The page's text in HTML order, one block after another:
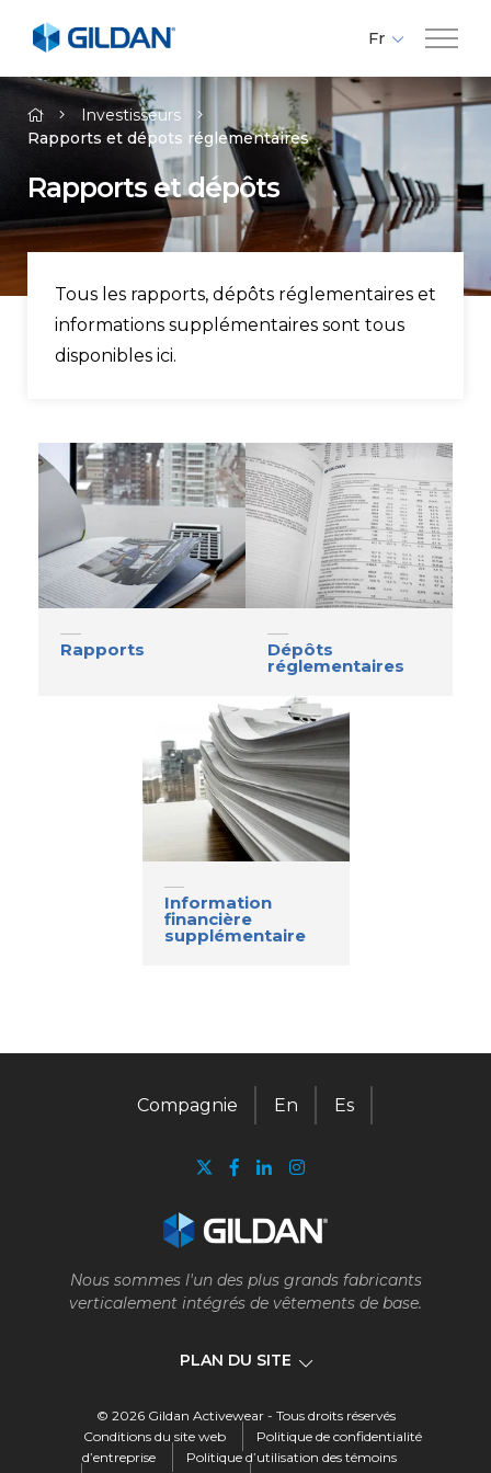
Compagnie
Marques
Investisseurs
Responsabilité
Carrières
Contact
Page d’accueil de Gildan et
HanesBrands
Fr
En
Es
Investisseurs
Rapports et dépots réglementaires
Rapports et dépôts
Tous les rapports, dépôts réglementaires et
informations supplémentaires sont tous
disponibles ici.
Rapports Dépôts
réglementaires
Information
financière
supplémentaire
Nous sommes l'un des plus grands fabricants
verticalement intégrés de vêtements de base.
PLAN DU SITE
Compagnie En Es
Compagnie
© 2026 Gildan Activewear - Tous droits réservés
Conditions du site web
Politique de confidentialité
d’entreprise
Politique d’utilisation des témoins